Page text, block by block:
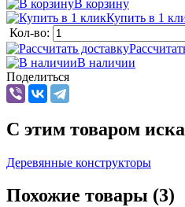
В корзину
Купить в 1
Кол-во:
В наличии
Поделиться
C этим товаром
Деревянные конструкторы
Похожие товары (3)